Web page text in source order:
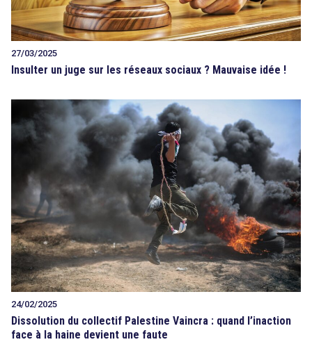
27/03/2025
Insulter un juge sur les réseaux sociaux ? Mauvaise idée !
24/02/2025
Dissolution du collectif Palestine Vaincra : quand l’inaction
face à la haine devient une faute